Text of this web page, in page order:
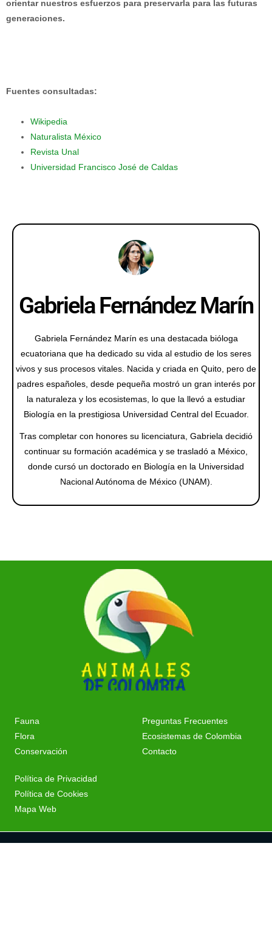
orientar nuestros esfuerzos para preservarla para las futuras
generaciones.
Fuentes consultadas:
Wikipedia
Naturalista México
Revista Unal
Universidad Francisco José de Caldas
Gabriela Fernández Marín
Gabriela Fernández Marín es una destacada bióloga
ecuatoriana que ha dedicado su vida al estudio de los seres
vivos y sus procesos vitales. Nacida y criada en Quito, pero de
padres españoles, desde pequeña mostró un gran interés por
la naturaleza y los ecosistemas, lo que la llevó a estudiar
Biología en la prestigiosa Universidad Central del Ecuador.
Tras completar con honores su licenciatura, Gabriela decidió
continuar su formación académica y se trasladó a México,
donde cursó un doctorado en Biología en la Universidad
Nacional Autónoma de México (UNAM).
Fauna
Flora
Conservación
Preguntas Frecuentes
Ecosistemas de Colombia
Contacto
Política de Privacidad
Política de Cookies
Mapa Web